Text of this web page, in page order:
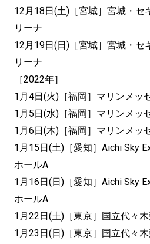
12月18日(土)［宮城］宮城・セ
リーナ
12月19日(日)［宮城］宮城・セ
リーナ
［2022年］
1月4日(火)［福岡］マリンメッ
1月5日(水)［福岡］マリンメッ
1月6日(木)［福岡］マリンメッ
1月15日(土)［愛知］Aichi Sky
ホールA
1月16日(日)［愛知］Aichi Sky
ホールA
1月22日(土)［東京］国立代々
1月23日(日)［東京］国立代々